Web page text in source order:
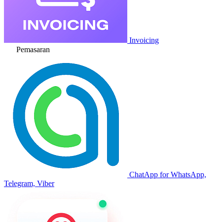
Invoicing
Pemasaran
ChatApp for WhatsApp,
Telegram, Viber